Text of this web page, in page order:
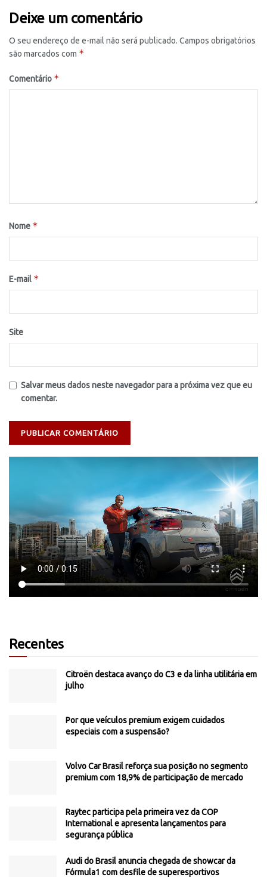
Deixe um comentário
O seu endereço de e-mail não será publicado. Campos obrigatórios
são marcados com *
Comentário *
Nome *
E-mail *
Site
Salvar meus dados neste navegador para a próxima vez que eu
comentar.
Recentes
Citroën destaca avanço do C3 e da linha utilitária em
julho
Por que veículos premium exigem cuidados
especiais com a suspensão?
Volvo Car Brasil reforça sua posição no segmento
premium com 18,9% de participação de mercado
Raytec participa pela primeira vez da COP
International e apresenta lançamentos para
segurança pública
Audi do Brasil anuncia chegada de showcar da
Fórmula1 com desfile de superesportivos